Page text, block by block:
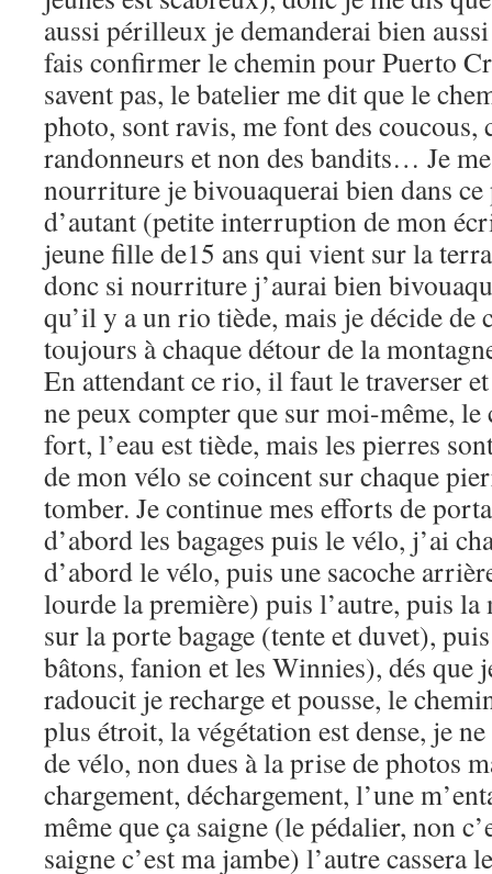
aussi périlleux je demanderai bien
fais confirmer le chemin pour Puerto
savent pas, le batelier me dit que le
photo, sont ravis, me font des coucous,
randonneurs et non des bandits… Je
nourriture je bivouaquerai bien dans
d’autant (petite interruption de mon
jeune fille de15 ans qui vient sur la
donc si nourriture j’aurai bien
qu’il y a un rio tiède, mais je décide de
toujours à chaque détour de la
En attendant ce rio, il faut le traverser
ne peux compter que sur moi-même, le
fort, l’eau est tiède, mais les pierres
de mon vélo se coincent sur chaque
tomber. Je continue mes efforts de
d’abord les bagages puis le vélo, j’ai
d’abord le vélo, puis une sacoche
lourde la première) puis l’autre, puis la
sur la porte bagage (tente et duvet),
bâtons, fanion et les Winnies), dés que
radoucit je recharge et pousse, le
plus étroit, la végétation est dense, je
de vélo, non dues à la prise de photos
chargement, déchargement, l’une
même que ça saigne (le pédalier, non
saigne c’est ma jambe) l’autre cassera